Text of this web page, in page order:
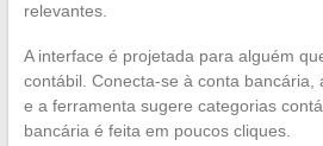
relevantes.
A interface é projetada para alguém
contábil. Conecta-se à conta bancária,
e a ferramenta sugere categorias
bancária é feita em poucos cliques.